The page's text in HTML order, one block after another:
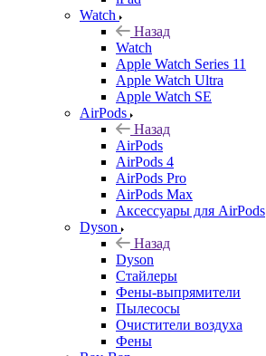
Watch
Назад
Watch
Apple Watch Series 11
Apple Watch Ultra
Apple Watch SE
AirPods
Назад
AirPods
AirPods 4
AirPods Pro
AirPods Max
Аксессуары для AirPods
Dyson
Назад
Dyson
Стайлеры
Фены-выпрямители
Пылесосы
Очистители воздуха
Фены